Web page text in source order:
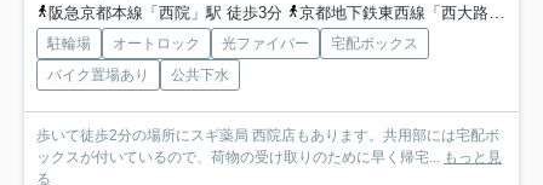
阪急京都本線「西院」駅 徒歩3分
京都地下鉄東西線「西大路御池」駅 徒歩11分
駐輪場 オートロック 光ファイバー
宅配ボックス
バイク置場あり
公共下水
歩いて徒歩2分の場所にスギ薬局 西院店もあります。共用部には宅配ボ
ックスが付いているので、荷物の受け取りのために早く帰宅... もっと見
る